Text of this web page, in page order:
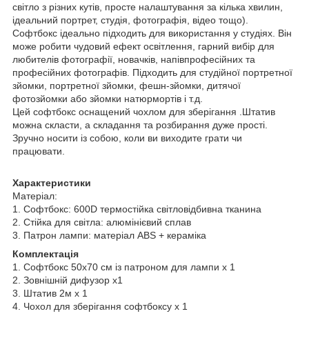
світло з різних кутів, просте налаштування за кілька хвилин,
ідеальний портрет, студія, фотографія, відео тощо).
Софтбокс ідеально підходить для використання у студіях. Він
може робити чудовий ефект освітлення, гарний вибір для
любителів фотографії, новачків, напівпрофесійних та
професійних фотографів. Підходить для студійної портретної
зйомки, портретної зйомки, фешн-зйомки, дитячої
фотозйомки або зйомки натюрмортів і т.д.
Цей софтбокс оснащений чохлом для зберігання .Штатив
можна скласти, а складання та розбирання дуже прості.
Зручно носити із собою, коли ви виходите грати чи
працювати.
Характеристики
Матеріал:
1. Софтбокс: 600D термостійка світловідбивна тканина
2. Стійка для світла: алюмінієвий сплав
3. Патрон лампи: матеріал ABS + кераміка
Комплектація
1. Софтбокс 50x70 см із патроном для лампи x 1
2. Зовнішній дифузор x1
3. Штатив 2м x 1
4. Чохол для зберігання софтбоксу x 1